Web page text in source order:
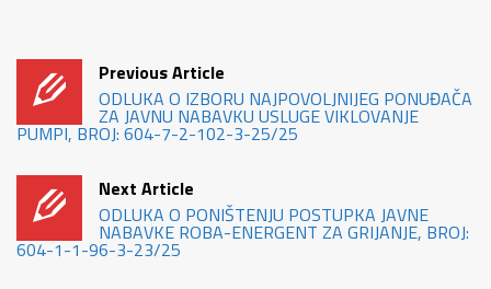
Previous Article
ODLUKA O IZBORU NAJPOVOLJNIJEG PONUĐAČA
ZA JAVNU NABAVKU USLUGE VIKLOVANJE
PUMPI, BROJ: 604-7-2-102-3-25/25
Next Article
ODLUKA O PONIŠTENJU POSTUPKA JAVNE
NABAVKE ROBA-ENERGENT ZA GRIJANJE, BROJ:
604-1-1-96-3-23/25